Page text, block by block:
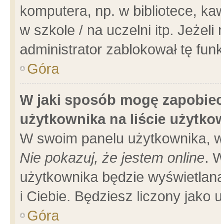
komputera, np. w bibliotece,
w szkole / na uczelni itp.
administrator zablokował tę
Góra
W jaki sposób mogę
użytkownika na liście
W swoim panelu użytkownika,
Nie pokazuj, że jestem online.
użytkownika będzie
i Ciebie. Będziesz liczony jako
Góra